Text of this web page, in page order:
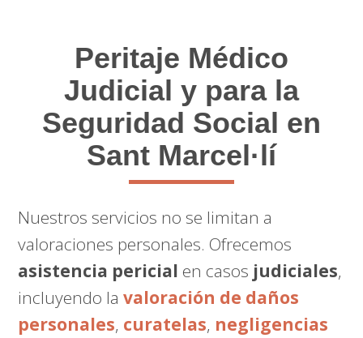
Peritaje Médico
Judicial y para la
Seguridad Social en
Sant Marcel·lí
Nuestros servicios no se limitan a
valoraciones personales. Ofrecemos
asistencia pericial en casos judiciales,
incluyendo lavaloración de daños
personales, curatelas, negligencias